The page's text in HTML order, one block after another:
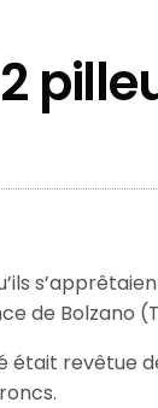
de Bolzano
était revêtue